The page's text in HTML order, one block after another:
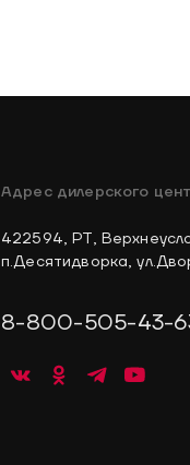
Адрес дилерского
422594, РТ,
п.Десятидворка,
8-800-505-43-